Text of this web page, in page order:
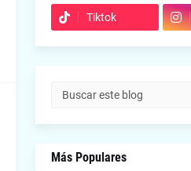
Tiktok
Más Populares